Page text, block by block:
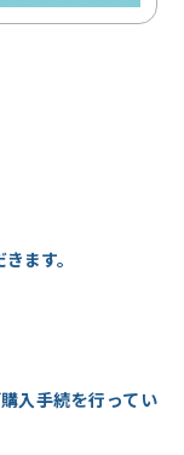
ます。
入手続を行ってい